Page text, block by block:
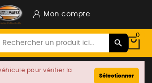
Mon compte
0
pour vérifier la
Sélectionner